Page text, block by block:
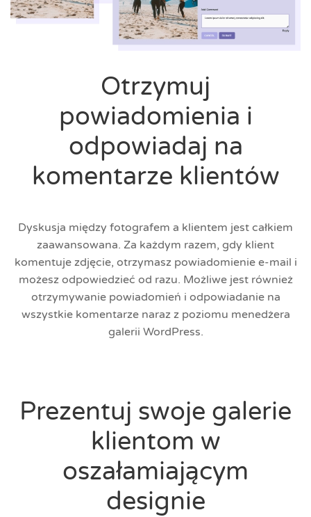
Otrzymuj
powiadomienia i
odpowiadaj na
komentarze klientów
Dyskusja między fotografem a klientem jest całkiem
zaawansowana. Za każdym razem, gdy klient
komentuje zdjęcie, otrzymasz powiadomienie e-mail i
możesz odpowiedzieć od razu. Możliwe jest również
otrzymywanie powiadomień i odpowiadanie na
wszystkie komentarze naraz z poziomu menedżera
galerii WordPress.
Prezentuj swoje galerie
klientom w
oszałamiającym
designie